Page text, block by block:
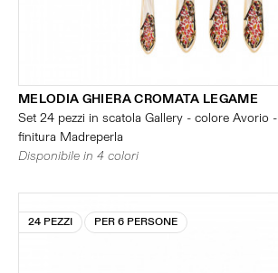
MELODIA GHIERA CROMATA LEGAME
Set 24 pezzi in scatola Gallery - colore Avorio -
finitura Madreperla
Disponibile in 4 colori
24 PEZZI PER 6 PERSONE